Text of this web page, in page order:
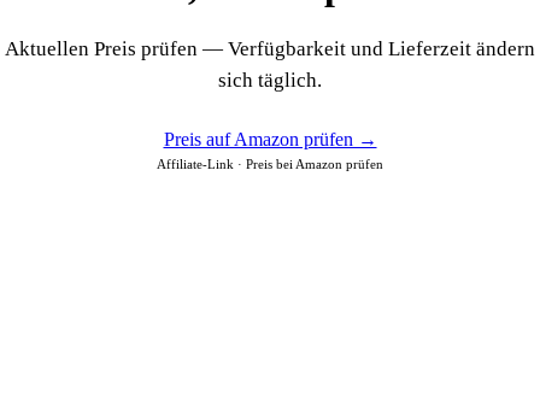
Aktuellen Preis prüfen — Verfügbarkeit und Lieferzeit ändern
sich täglich.
Preis auf Amazon prüfen →
Affiliate-Link · Preis bei Amazon prüfen